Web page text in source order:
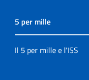
5 per mille
Il 5 per mille e l'ISS